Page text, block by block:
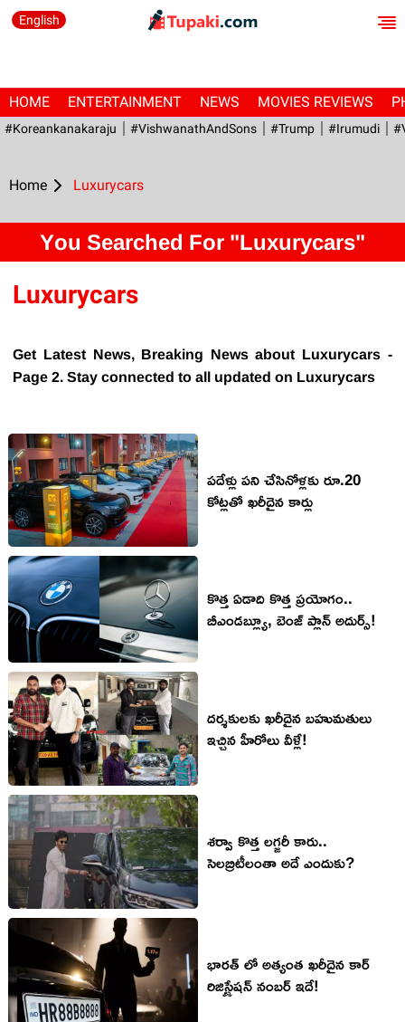
English
HOME ENTERTAINMENT NEWS MOVIES REVIEWS
#Koreankanakaraju #VishwanathAndSons #Trump #irumudi
Home Luxurycars
You Searched For "Luxurycars"
Luxurycars
Get Latest News, Breaking News about Luxurycars -
Page 2. Stay connected to all updated on Luxurycars
పదేళ్లు పని చేసినోళ్లకు రూ.20
కోట్లతో ఖరీదైన కార్లు
కొత్త ఏడాది కొత్త ప్రయోగం..
బీఎండబ్ల్యూ, బెంజ్ ప్లాన్ అదుర్స్!
దర్శకులకు ఖరీదైన బహుమతులు
ఇచ్చిన హీరోలు వీళ్లే!
శర్వా కొత్త లగ్జరీ కారు..
సెలబ్రిటీలంతా అదే ఎందుకు?
భారత్ లో అత్యంత ఖరీదైన కార్
రిజిస్ట్రేషన్ నంబర్ ఇదే!